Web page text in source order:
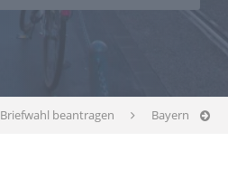
Briefwahl beantragen Bayern